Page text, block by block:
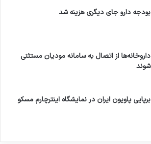
بودجه دارو جای دیگری هزینه شد
داروخانه‌ها از اتصال به سامانه مودیان مستثنی
شوند
برپایی پاویون ایران در نمایشگاه اینترچارم مسکو